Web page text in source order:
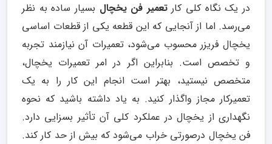
در یک نگاه کلی کارتعمیر فن یخچال بسیار ساده به نظر
می‌رسد. اما از آنجایی که این قطعه یکی از قطعات اساسی
یخچال فریزر محسوب می‌شود، تعمیرات آن نیازمند تجربه
و تخصص است. بنابراین اگر در امر تعمیرات یخچال،
متخصص نیستید، بهتر است انجام این کار را به یک
تعمیرکار مجاز واگذار کنید. به یاد داشته باشید که نحوه
نگهداری از یخچال در عملکرد کلی آن تأثیر بسزایی دارد.
فن یخچال درصورتی خراب می‌شود که بیش از حد کار کند.